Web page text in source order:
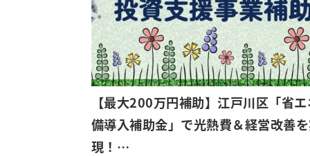
【最大200万円補助】江戸川区「省
備導入補助金」で光熱費＆経営改善
現！…